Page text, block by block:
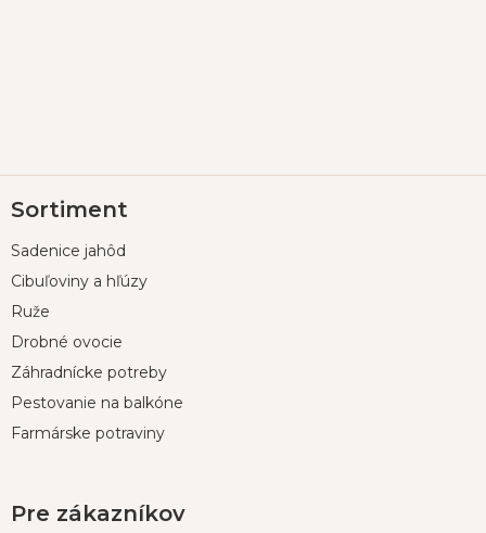
á
ä
Sortiment
Sadenice jahôd
Cibuľoviny a hľúzy
Ruže
Drobné ovocie
Záhradnícke potreby
Pestovanie na balkóne
Farmárske potraviny
Pre zákazníkov